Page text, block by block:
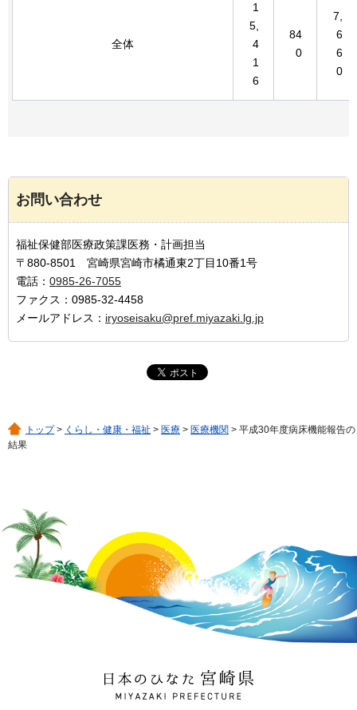
全体
1
5,
4
1
6
84
0
7,
6
6
0
お問い合わせ
福祉保健部医療政策課医務・計画担当
〒880-8501 宮崎県宮崎市橘通東2丁目10番1号
電話： 0985-26-7055
ファクス：0985-32-4458
メールアドレス： iryoseisaku@pref.miyazaki.lg.jp
トップ> くらし・健康・福祉 > 医療 > 医療機関 > 平成30年度病床機能報告の
結果
日本のひなた 宮崎県
MIYAZAKI PREFECTURE